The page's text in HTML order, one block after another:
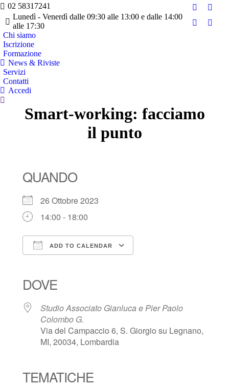
02 58317241
Lunedì - Venerdì dalle 09:30 alle 13:00 e dalle 14:00
alle 17:30
Facebook
pagepage
YouTube
Chi siamo
Iscrizione
Formazione
News & Riviste
Servizi
Contatti
Accedi
Cerca:
Smart-working: facciamo
il punto
QUANDO
26 Ottobre 2023
14:00 - 18:00
ADD TO CALENDAR
DOVE
Studio Associato Gianluca e Pier Paolo
Colombo G.
Via del Campaccio 6, S. Giorgio su Legnano,
MI, 20034, Lombardia
TEMATICHE